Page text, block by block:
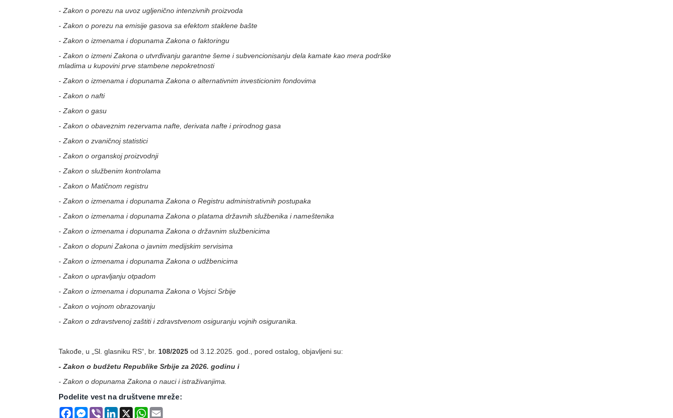
- Zakon o porezu na uvoz ugljenično intenzivnih proizvoda
- Zakon o porezu na emisije gasova sa efektom staklene bašte
- Zakon o izmenama i dopunama Zakona o faktoringu
- Zakon o izmeni Zakona o utvrđivanju garantne šeme i subvencionisanju dela kamate kao mera podrške
mladima u kupovini prve stambene nepokretnosti
- Zakon o izmenama i dopunama Zakona o alternativnim investicionim fondovima
- Zakon o nafti
- Zakon o gasu
- Zakon o obaveznim rezervama nafte, derivata nafte i prirodnog gasa
- Zakon o zvaničnoj statistici
- Zakon o organskoj proizvodnji
- Zakon o službenim kontrolama
- Zakon o Matičnom registru
- Zakon o izmenama i dopunama Zakona o Registru administrativnih postupaka
- Zakon o izmenama i dopunama Zakona o platama državnih službenika i nameštenika
- Zakon o izmenama i dopunama Zakona o državnim službenicima
- Zakon o dopuni Zakona o javnim medijskim servisima
- Zakon o izmenama i dopunama Zakona o udžbenicima
- Zakon o upravljanju otpadom
- Zakon o izmenama i dopunama Zakona o Vojsci Srbije
- Zakon o vojnom obrazovanju
- Zakon o zdravstvenoj zaštiti i zdravstvenom osiguranju vojnih osiguranika.
Takođe, u „Sl. glasniku RS“, br. 108/2025 od 3.12.2025. god., pored ostalog, objavljeni su:
- Zakon o budžetu Republike Srbije za 2026. godinu i
- Zakon o dopunama Zakona o nauci i istraživanjima.
Podelite vest na društvene mreže:
FacebookMessenger
Viber LinkedIn
X WhatsApp